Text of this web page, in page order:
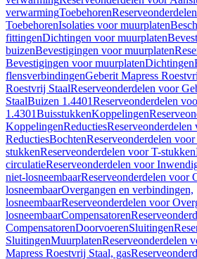
verwarmingToebehoren
ToebehorenIsolaties voor muurplaten
fittingenDichtingen voor muurplaten
buizenBevestigingen voor muurplaten
Bevestigingen voor muurplatenDichtingen
flensverbindingenGeberit Mapress
Roestvrij StaalReserveonderdelen voor
StaalBuizen 1.4401Reserveonderdelen
1.4301BuisstukkenKoppelingen
KoppelingenReductiesReserveonderdelen
ReductiesBochtenReserveonderdelen
stukkenReserveonderdelen voor T-stukken
circulatieReserveonderdelen voor
niet-losneembaarReserveonderdelen voor
losneembaarOvergangen en verbindingen,
losneembaarReserveonderdelen voor
losneembaarCompensatoren
CompensatorenDoorvoerenSluitingen
SluitingenMuurplatenReserveonderdelen
Mapress Roestvrij Staal, gas